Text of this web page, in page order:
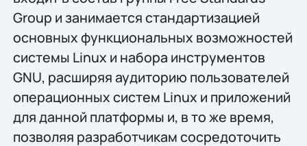
Group и занимается стандартизацией
основных функциональных возможностей
системы Linux и набора инструментов
GNU, расширяя аудиторию пользователей
операционных систем Linux и приложений
для данной платформы и, в то же время,
позволяя разработчикам сосредоточить